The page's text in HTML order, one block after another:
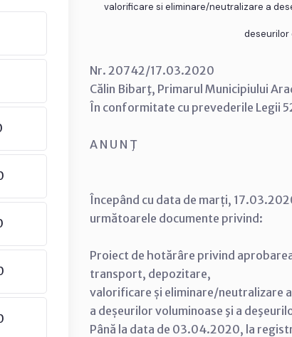
valorificare si eliminare/neutralizare a
deseurilor
Nr. 20742/17.03.2020
Călin Bibarţ, Primarul Municipiului
În conformitate cu prevederile Legii
A N U N Ţ
Începând cu data de marți,
următoarele documente privind:
Proiect de hotărâre privind
transport, depozitare,
valorificare și eliminare/neutralizare
a deșeurilor voluminoase şi a
Până la data de 03.04.2020, la